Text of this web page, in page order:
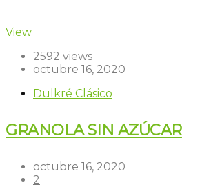
View
2592 views
octubre 16, 2020
Dulkré Clásico
GRANOLA SIN AZÚCAR
octubre 16, 2020
2